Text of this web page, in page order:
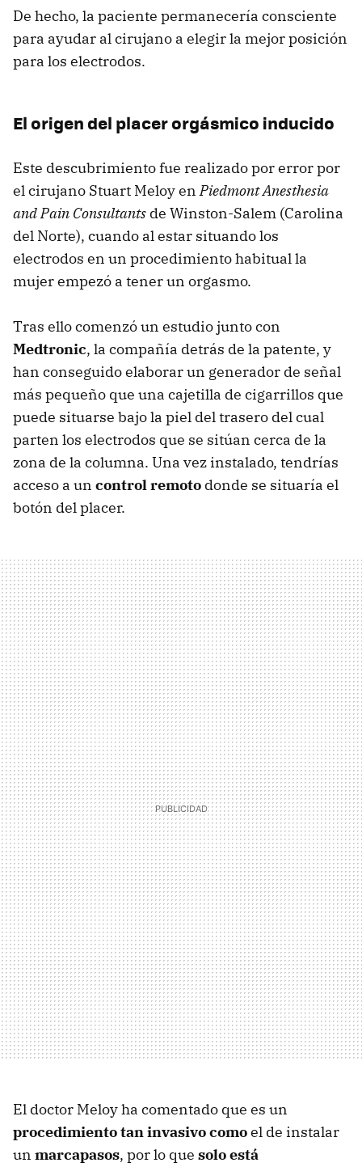
De hecho, la paciente permanecería consciente
para ayudar al cirujano a elegir la mejor posición
para los electrodos.
El origen del placer orgásmico inducido
Este descubrimiento fue realizado por error por
el cirujano Stuart Meloy enPiedmont Anesthesia
and Pain Consultants de Winston-Salem (Carolina
del Norte), cuando al estar situando los
electrodos en un procedimiento habitual la
mujer empezó a tener un orgasmo.
Tras ello comenzó un estudio junto con
Medtronic, la compañía detrás de la patente, y
han conseguido elaborar un generador de señal
más pequeño que una cajetilla de cigarrillos que
puede situarse bajo la piel del trasero del cual
parten los electrodos que se sitúan cerca de la
zona de la columna. Una vez instalado, tendrías
acceso a un control remoto donde se situaría el
botón del placer.
El doctor Meloy ha comentado que es un
procedimiento tan invasivo comoel de instalar
un marcapasos, por lo que solo está